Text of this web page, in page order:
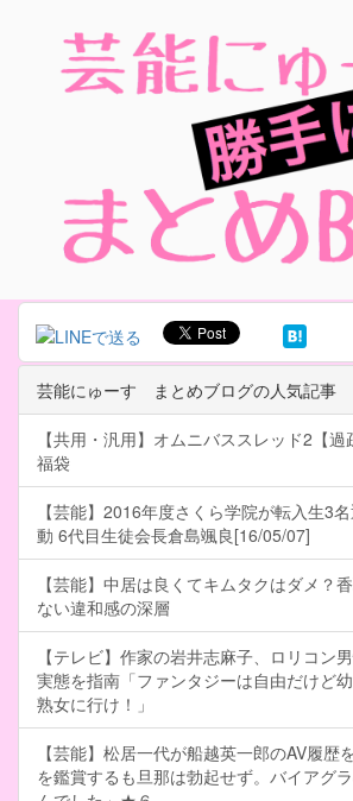
芸能にゅーす まとめブログの人気記事
【共用・汎用】オムニバススレッド2【
福袋
【芸能】2016年度さくら学院が転入生3
動 6代目生徒会長倉島颯良[16/05/07]
【芸能】中居は良くてキムタクはダメ？
ない違和感の深層
【テレビ】作家の岩井志麻子、ロリコン
実態を指南「ファンタジーは自由だけど幼
熟女に行け！」
【芸能】松居一代が船越英一郎のAV履
を鑑賞するも旦那は勃起せず。バイアグ